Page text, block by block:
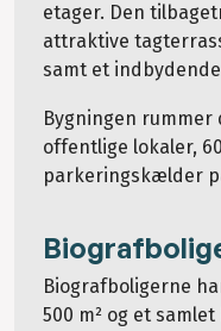
etager. Den
attraktive
samt et
Bygningen rummer
offentlige lokaler,
parkeringskælder
Biografboligerne
500 m² og et